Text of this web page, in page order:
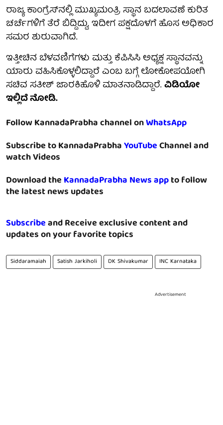
ರಾಜ್ಯ ಕಾಂಗ್ರೆಸ್‌ನಲ್ಲಿ ಮುಖ್ಯಮಂತ್ರಿ ಸ್ಥಾನ ಬದಲಾವಣೆ ಕುರಿತ
ಚರ್ಚೆಗಳಿಗೆ ತೆರೆ ಬಿದ್ದಿದ್ದು, ಇದೀಗ ಪಕ್ಷದೊಳಗೆ ಹೊಸ ಅಧಿಕಾರ
ಸಮರ ಶುರುವಾಗಿದೆ.
ಇತ್ತೀಚಿನ ಬೆಳವಣಿಗೆಗಳು ಮತ್ತು ಕೆಪಿಸಿಸಿ ಅಧ್ಯಕ್ಷ ಸ್ಥಾನವನ್ನು
ಯಾರು ವಹಿಸಿಕೊಳ್ಳಲಿದ್ದಾರೆ ಎಂಬ ಬಗ್ಗೆ ಲೋಕೋಪಯೋಗಿ
ಸಚಿವ ಸತೀಶ್ ಜಾರಕಿಹೊಳಿ ಮಾತನಾಡಿದ್ದಾರೆ.ವಿಡಿಯೋ
ಇಲ್ಲಿದೆ ನೋಡಿ.
Follow KannadaPrabha channel onWhatsApp
Subscribe to KannadaPrabhaYouTubeChannel and
watch Videos
Download theKannadaPrabha News appto follow
the latest news updates
Subscribeand Receive exclusive content and
updates on your favorite topics
Siddaramaiah Satish Jarkiholi ‪DK Shivakumar INC Karnataka
Advertisement